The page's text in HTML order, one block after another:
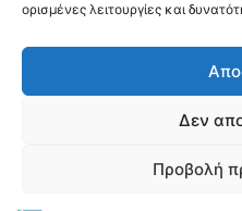
ορισμένες λειτουργίες και
Δεν
Προβολή
@2026 I.P.A. Magnesia by paggus